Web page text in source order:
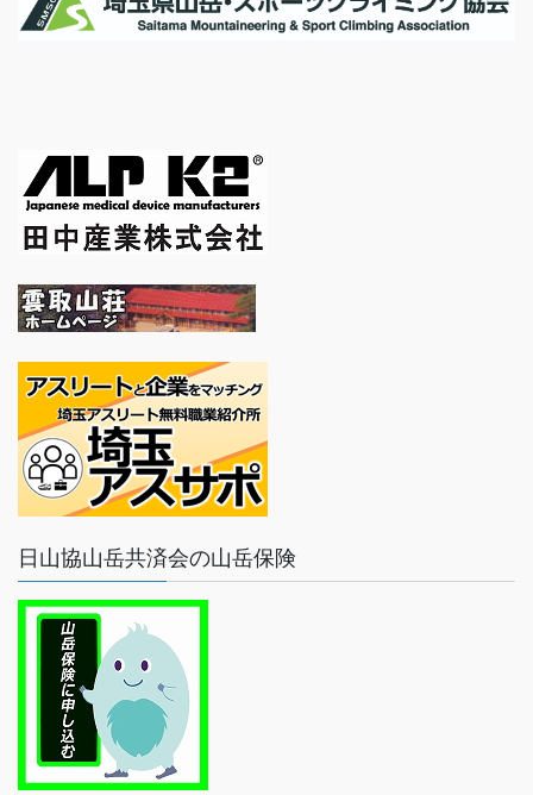
日山協山岳共済会の山岳保険